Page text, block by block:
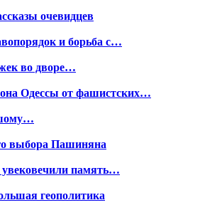
очевидцев
и борьба с…
во дворе…
Одессы от фашистских…
выбора Пашиняна
память…
геополитика